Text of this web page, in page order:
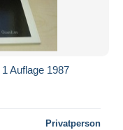
Auflage 1987
Privatperson